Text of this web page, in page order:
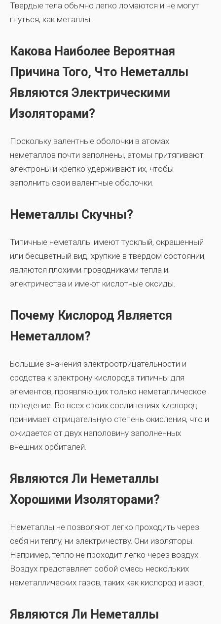
Твердые тела обычно легко ломаются и не могут
гнуться, как металлы.
Какова Наиболее Вероятная
Причина Того, Что Неметаллы
Являются Электрическими
Изоляторами?
Поскольку валентные оболочки в атомах
неметаллов почти заполнены, атомы притягивают
электроны и крепко удерживают их, чтобы
заполнить свои валентные оболочки.
Неметаллы Скучны?
Типичные неметаллы имеют тусклый, окрашенный
или бесцветный вид; хрупкие в твердом состоянии;
являются плохими проводниками тепла и
электричества и имеют кислотные оксиды.
Почему Кислород Является
Неметаллом?
Большие значения электроотрицательности и
сродства к электрону кислорода типичны для
элементов, проявляющих только неметаллическое
поведение. Во всех своих соединениях кислород
принимает отрицательную степень окисления, что и
ожидается от двух наполовину заполненных
внешних орбиталей.
Являются Ли Неметаллы
Хорошими Изоляторами?
Неметаллы не позволяют легко проходить через
себя ни теплу, ни электричеству. Они изоляторы.
Например, тепло не проходит легко через воздух.
Воздух представляет собой смесь нескольких
неметаллических газов, таких как кислород и азот.
Являются Ли Неметаллы